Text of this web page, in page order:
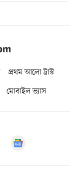
প্রথম আলো ট্রাস্ট
মোবাইল ভ্যাস